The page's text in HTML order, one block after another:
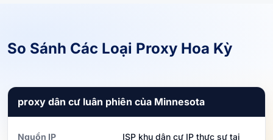
So Sánh Các Loại Proxy Hoa Kỳ
proxy dân cư luân phiên của Minnesota
Nguồn IP
ISP khu dân cư IP thực sự tại